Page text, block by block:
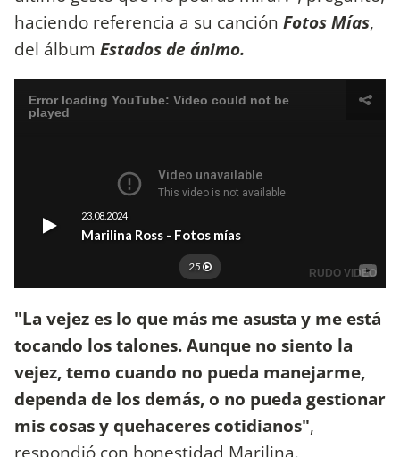
haciendo referencia a su canción Fotos Mías,
del álbum Estados de ánimo.
"La vejez es lo que más me asusta y me está
tocando los talones. Aunque no siento la
vejez, temo cuando no pueda manejarme,
dependa de los demás, o no pueda gestionar
mis cosas y quehaceres cotidianos",
respondió con honestidad Marilina.